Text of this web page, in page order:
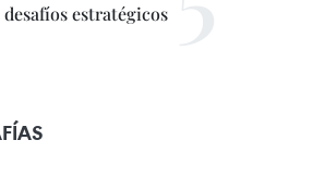
estratégicos